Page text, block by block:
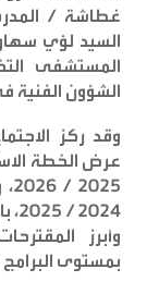
غطاشة /
السيد لؤي
المستشفى
الشؤون الفنية
وقد ركز
عرض الخطة
وأبرز
بمستوى البرامج